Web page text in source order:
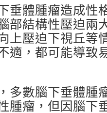
垂體腫瘤造成性
部結構性壓迫兩
上壓迫下視丘等
適，都可能導致
多數腦下垂體腫
腫瘤，但因腦下